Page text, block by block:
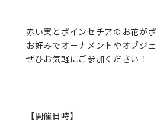
赤い実とポインセチアのお花が
お好みでオーナメントやオブジ
ぜひお気軽にご参加ください！
【開催日時】